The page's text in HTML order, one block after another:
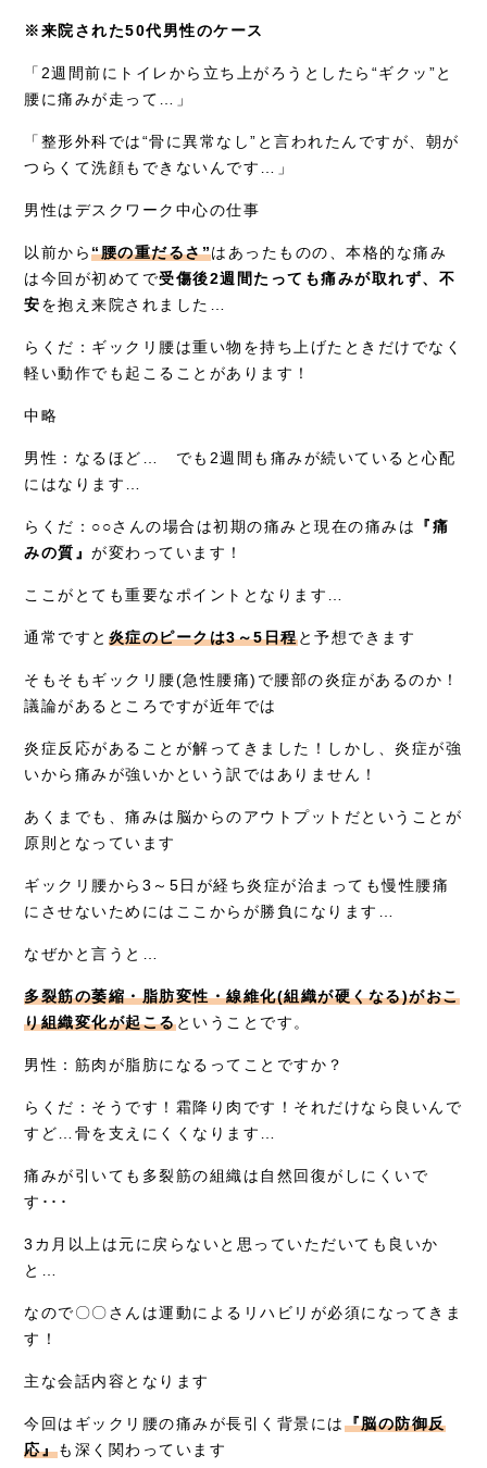
※来院された50代男性のケース
「2週間前にトイレから立ち上がろうとしたら“ギクッ”と
腰に痛みが走って…」
「整形外科では“骨に異常なし”と言われたんですが、朝が
つらくて洗顔もできないんです…」
男性はデスクワーク中心の仕事
以前から“腰の重だるさ”はあったものの、本格的な痛み
は今回が初めてで受傷後2週間たっても痛みが取れず、不
安を抱え来院されました…
らくだ：ギックリ腰は重い物を持ち上げたときだけでなく
軽い動作でも起こることがあります！
中略
男性：なるほど… でも2週間も痛みが続いていると心配
にはなります…
らくだ：○○さんの場合は初期の痛みと現在の痛みは
『痛
みの質』が変わっています！
ここがとても重要なポイントとなります…
通常ですと 炎症のピークは3～5日程と予想できます
そもそもギックリ腰(急性腰痛)で腰部の炎症があるのか！
議論があるところですが近年では
炎症反応があることが解ってきました！しかし、炎症が強
いから痛みが強いかという訳ではありません！
あくまでも、痛みは脳からのアウトプットだということが
原則となっています
ギックリ腰から3～5日が経ち炎症が治まっても慢性腰痛
にさせないためにはここからが勝負になります…
なぜかと言うと…
多裂筋の萎縮・脂肪変性・線維化(組織が硬くなる)がおこ
り組織変化が起こるということです。
男性：筋肉が脂肪になるってことですか？
らくだ：そうです！霜降り肉です！それだけなら良いんで
すど…骨を支えにくくなります…
痛みが引いても多裂筋の組織は自然回復がしにくいで
す･･･
3カ月以上は元に戻らないと思っていただいても良いか
と…
なので〇〇さんは運動によるリハビリが必須になってきま
す！
主な会話内容となります
今回はギックリ腰の痛みが長引く背景には『脳の防御反
応』も深く関わっています